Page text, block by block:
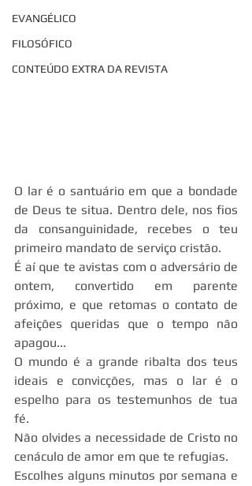
EVANGÉLICO
FILOSÓFICO
CONTEÚDO EXTRA DA REVISTA
O lar é o santuário em que a bondade
de Deus te situa. Dentro dele, nos fios
da consanguinidade, recebes o teu
primeiro mandato de serviço cristão.
É aí que te avistas com o adversário de
ontem, convertido em parente
próximo, e que retomas o contato de
afeições queridas que o tempo não
apagou...
O mundo é a grande ribalta dos teus
ideais e convicções, mas o lar é o
espelho para os testemunhos de tua
fé.
Não olvides a necessidade de Cristo no
cenáculo de amor em que te refugias.
Escolhes alguns minutos por semana e